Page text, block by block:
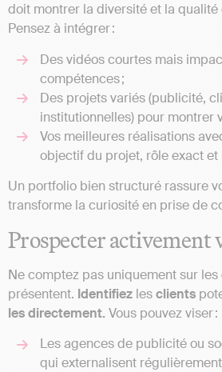
doit montrer la diversité et la qualité
Pensez à intégrer :
Des vidéos courtes mais
compétences ;
Des projets variés (publicité,
institutionnelles) pour montrer
Vos meilleures réalisations
objectif du projet, rôle exact et
Un portfolio bien structuré rassure
transforme la curiosité en prise de
Prospecter activement
Ne comptez pas uniquement sur les
présentent. Identifiez lesclients
les directement. Vous pouvez viser :
Les agences de publicité ou
qui externalisent